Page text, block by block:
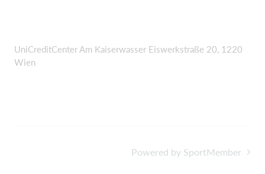
UniCreditCenter Am Kaiserwasser Eiswerkstraße 20, 1220
Wien
Powered by SportMember